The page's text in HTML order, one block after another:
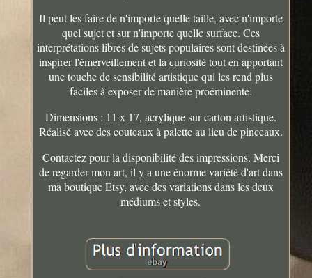
Il peut les faire de n'importe quelle taille, avec n'importe
quel sujet et sur n'importe quelle surface. Ces
interprétations libres de sujets populaires sont destinées à
inspirer l'émerveillement et la curiosité tout en apportant
une touche de sensibilité artistique qui les rend plus
faciles à exposer de manière proéminente.
Dimensions : 11 x 17, acrylique sur carton artistique.
Réalisé avec des couteaux à palette au lieu de pinceaux.
Contactez pour la disponibilité des impressions. Merci
de regarder mon art, il y a une énorme variété d'art dans
ma boutique Etsy, avec des variations dans les deux
médiums et styles.